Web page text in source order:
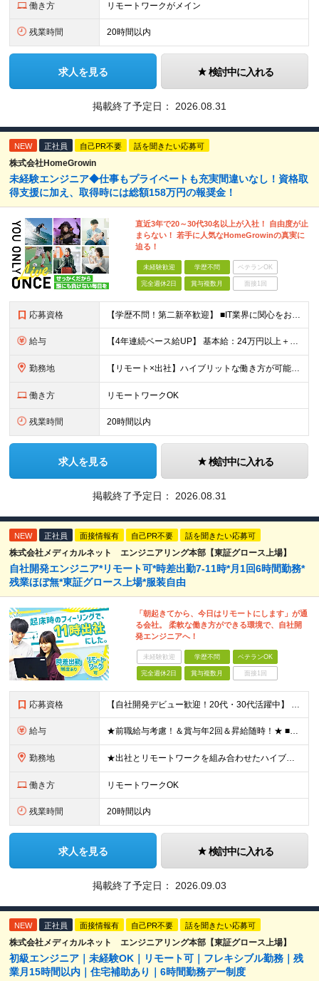
働き方 リモートワークがメイン
残業時間 20時間以内
求人を見る 検討中に入れる
掲載終了予定日： 2026.08.31
NEW 正社員 自己PR不要 話を聞きたい応募可
株式会社HomeGrowin
未経験エンジニア◆仕事もプライベートも充実間違いなし！資格取
得支援に加え、取得時には総額158万円の報奨金！
直近3年で20～30代30名以上が入社！ 自由度が止
まらない！ 若手に人気なHomeGrowinの真実に
迫る！
未経験歓迎 学歴不問 ベテランOK
完全週休2日 賞与複数月 面接1回
応募資格 【学歴不問！第二新卒歓迎】 ■IT業界に関心をお持ちの方 【IT業界未経験者の方へ】 ITエンジニアという仕事は、パソコンの前でずっとにらめっこを しているイメージがありますが、意外とそうではないん
給与 【4年連続ベース給UP】 基本給：24万円以上＋残業代(全額)＋各種手当 ※みなし残業なし ※基本給は経験や前職の給与を十分に考慮します ※交通費別途支給 ※6ヶ月間の試用期間があります（給与・待遇は
勤務地 【リモート×出社】ハイブリットな働き方が可能！ 東京、神奈川のプロジェクト先 ■本社 神奈川県横浜市神奈川区栄町3-12 パシフィックマークス横浜イースト6F ■事業所(東京都最寄駅のみ記載) サ
働き方 リモートワークOK
残業時間 20時間以内
求人を見る 検討中に入れる
掲載終了予定日： 2026.08.31
NEW 正社員 面接情報有 自己PR不要 話を聞きたい応募可
株式会社メディカルネット エンジニアリング本部【東証グロース上場】
自社開発エンジニア*リモート可*時差出勤7-11時*月1回6時間勤務*
残業ほぼ無*東証グロース上場*服装自由
「朝起きてから、今日はリモートにします」が通
る会社。 柔軟な働き方ができる環境で、自社開
発エンジニアへ！
未経験歓迎 学歴不問 ベテランOK
完全週休2日 賞与複数月 面接1回
応募資格 【自社開発デビュー歓迎！20代・30代活躍中】 ★経験浅めの方も大歓迎！ ★保守、運用、テスターの方も歓迎！ ★歯科医療の専門知識は不要！ ■学歴不問 ■ITに関する何らかの経験・知識のある方 ★求
給与 ★前職給与考慮！＆賞与年2回＆昇給随時！★ ■月給29万円～42万円＋賞与年2回＋交通費 ※前職の給与やスキルを考慮し決定します ※固定残業代（月45時間分／7万7,000円～11万1,000円）を
勤務地 ★出社とリモートワークを組み合わせたハイブリッド勤務！ ★幡ヶ谷駅から徒歩1分！ 【本社】 東京都渋谷区幡ヶ谷1-34-14 宝ビル3F ※(変更の範囲)上記を除く当社関連勤務地
働き方 リモートワークOK
残業時間 20時間以内
求人を見る 検討中に入れる
掲載終了予定日： 2026.09.03
NEW 正社員 面接情報有 自己PR不要 話を聞きたい応募可
株式会社メディカルネット エンジニアリング本部【東証グロース上場】
初級エンジニア｜未経験OK｜リモート可｜フレキシブル勤務｜残
業月15時間以内｜住宅補助あり｜6時間勤務デー制度